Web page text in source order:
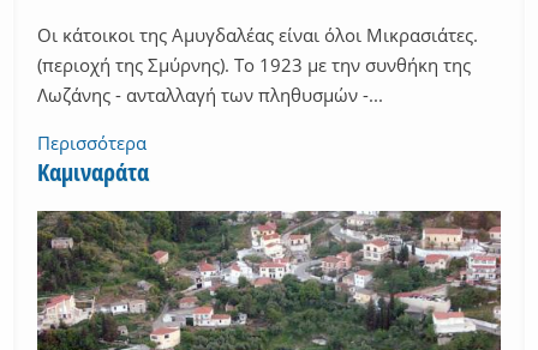
Οι κάτοικοι της Αμυγδαλέας είναι όλοι Μικρασιάτες.
(περιοχή της Σμύρνης). Το 1923 με την συνθήκη της
Λωζάνης - ανταλλαγή των πληθυσμών -...
Περισσότερα
Καμιναράτα